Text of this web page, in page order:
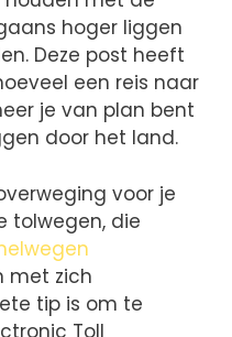
hoger liggen
Deze post heeft
een reis naar
je van plan bent
door het land.
voor je
tolwegen, die
met zich
tip is om te
Toll